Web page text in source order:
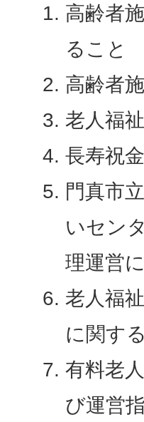
高齢者
ること
高齢者
老人福
長寿祝
門真市
いセン
理運営
老人福
に関す
有料老
び運営